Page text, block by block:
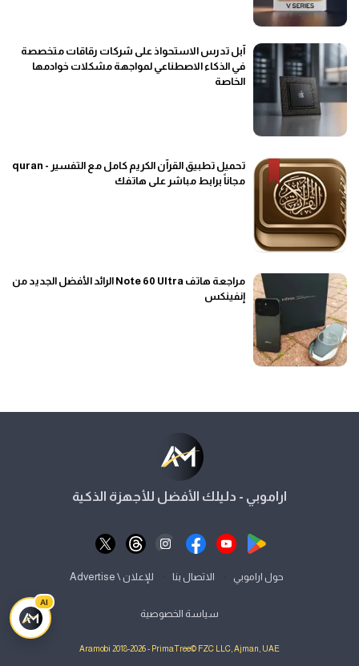
آبل تدرس الاستحواذ على شركات رقاقات متخصصة
في الذكاء الاصطناعي لمواجهة مشكلات خوادمها
الخاصة
تحميل تطبيق القرآن الكريم كامل مع التفسير - quran
مجاناً برابط مباشر على هاتفك
مراجعة هاتف Note 60 Ultra الرائد الأفضل الجديد من
إنفينكس
اراموبي - دليلك الأفضل للأجهزة الذكية
حول اراموبي الاتصال بنا للإعلان \ Advertise
سياسة الخصوصية
Aramobi 2018-2026 - PrimaTree© FZC LLC, Ajman, UAE
AI